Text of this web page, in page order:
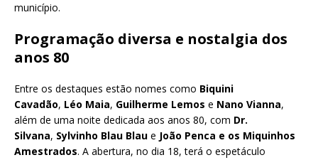
município.
Programação diversa e nostalgia dos
anos 80
Entre os destaques estão nomes como Biquini
Cavadão, Léo Maia, Guilherme Lemos e Nano Vianna,
além de uma noite dedicada aos anos 80, com Dr.
Silvana, Sylvinho Blau Blau e João Penca e os Miquinhos
Amestrados. A abertura, no dia 18, terá o espetáculo